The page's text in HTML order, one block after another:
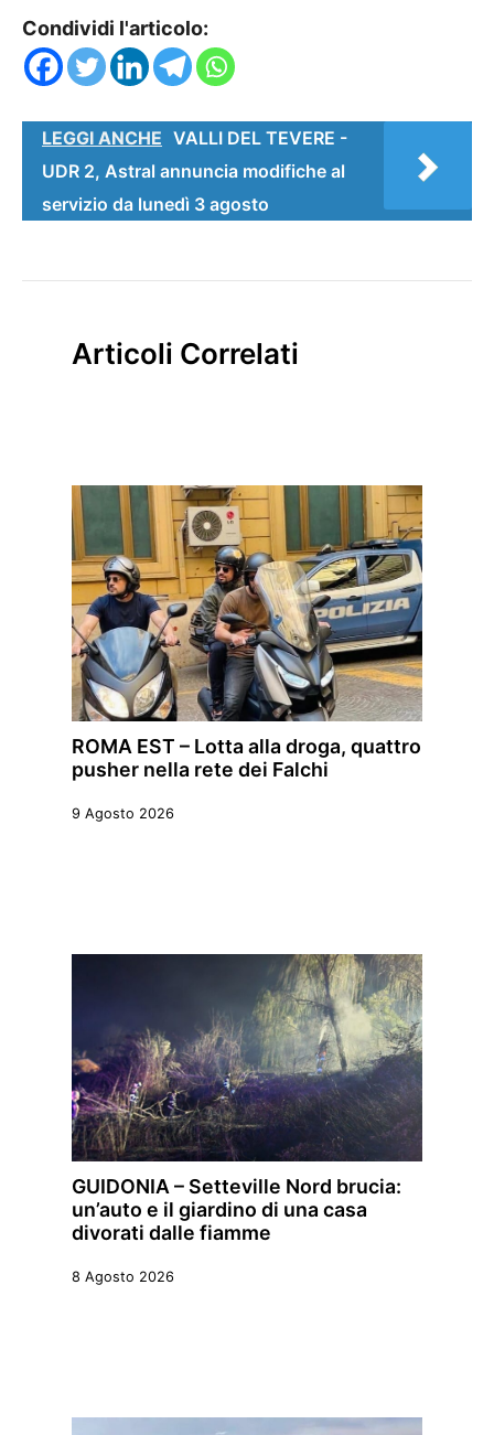
Condividi l'articolo:
LEGGI ANCHE VALLI DEL TEVERE -
UDR 2, Astral annuncia modifiche al
servizio da lunedì 3 agosto
Articoli Correlati
ROMA EST – Lotta alla droga, quattro
pusher nella rete dei Falchi
9 Agosto 2026
GUIDONIA – Setteville Nord brucia:
un’auto e il giardino di una casa
divorati dalle fiamme
8 Agosto 2026